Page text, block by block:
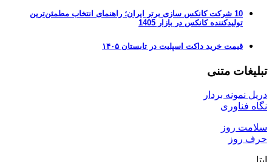
10 شرکت کانکس سازی برتر ایران؛ راهنمای انتخاب مطمئن‌ترین
تولیدکننده کانکس در بازار 1405
قیمت خرید داکت اسپلیت در تابستان ۱۴۰۵
تبلیغات متنی
دریل نمونه بردار
نگاه فناوری
سلامت روز
حرف روز